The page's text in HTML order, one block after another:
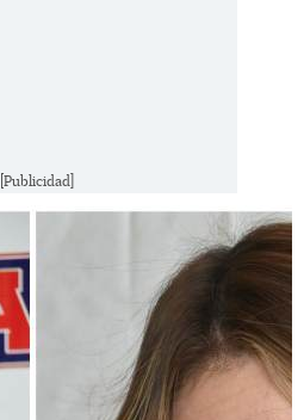
[Publicidad]